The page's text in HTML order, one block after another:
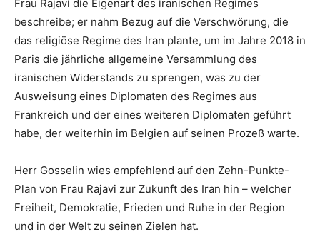
Frau Rajavi die Eigenart des iranischen Regimes
beschreibe; er nahm Bezug auf die Verschwörung, die
das religiöse Regime des Iran plante, um im Jahre 2018 in
Paris die jährliche allgemeine Versammlung des
iranischen Widerstands zu sprengen, was zu der
Ausweisung eines Diplomaten des Regimes aus
Frankreich und der eines weiteren Diplomaten geführt
habe, der weiterhin im Belgien auf seinen Prozeß warte.
Herr Gosselin wies empfehlend auf den Zehn-Punkte-
Plan von Frau Rajavi zur Zukunft des Iran hin – welcher
Freiheit, Demokratie, Frieden und Ruhe in der Region
und in der Welt zu seinen Zielen hat.